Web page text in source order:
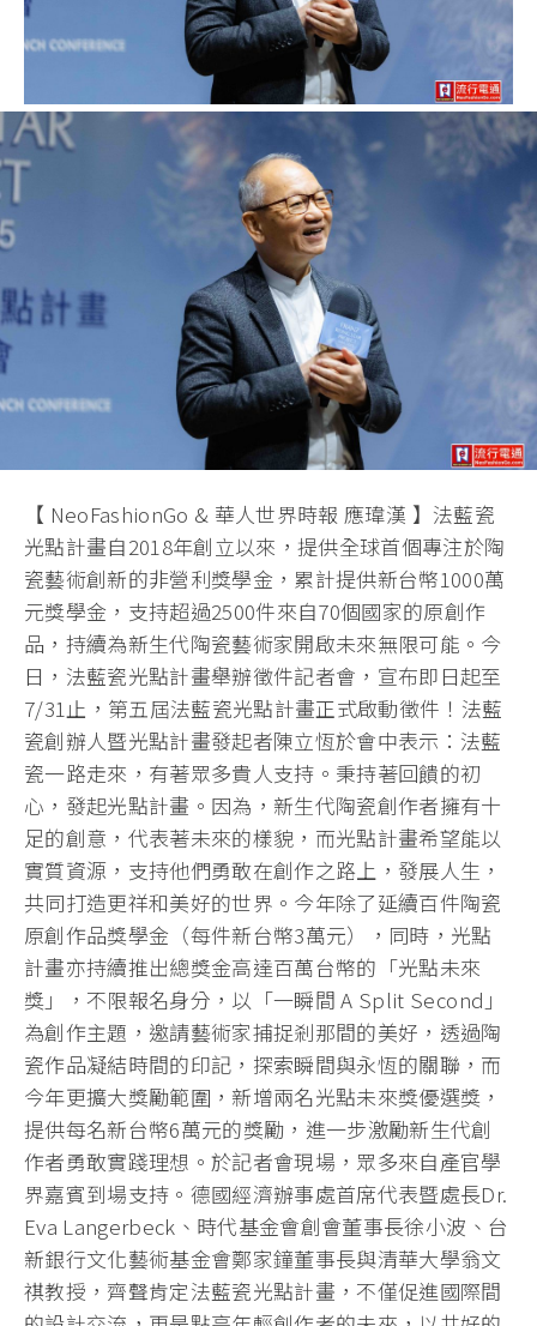
【 NeoFashionGo & 華人世界時報 應瑋漢 】法藍瓷
光點計畫自2018年創立以來，提供全球首個專注於陶
瓷藝術創新的非營利獎學金，累計提供新台幣1000萬
元獎學金，支持超過2500件來自70個國家的原創作
品，持續為新生代陶瓷藝術家開啟未來無限可能。今
日，法藍瓷光點計畫舉辦徵件記者會，宣布即日起至
7/31止，第五屆法藍瓷光點計畫正式啟動徵件！法藍
瓷創辦人暨光點計畫發起者陳立恆於會中表示：法藍
瓷一路走來，有著眾多貴人支持。秉持著回饋的初
心，發起光點計畫。因為，新生代陶瓷創作者擁有十
足的創意，代表著未來的樣貌，而光點計畫希望能以
實質資源，支持他們勇敢在創作之路上，發展人生，
共同打造更祥和美好的世界。今年除了延續百件陶瓷
原創作品獎學金（每件新台幣3萬元），同時，光點
計畫亦持續推出總獎金高達百萬台幣的「光點未來
獎」，不限報名身分，以「一瞬間 A Split Second」
為創作主題，邀請藝術家捕捉剎那間的美好，透過陶
瓷作品凝結時間的印記，探索瞬間與永恆的關聯，而
今年更擴大獎勵範圍，新增兩名光點未來獎優選獎，
提供每名新台幣6萬元的獎勵，進一步激勵新生代創
作者勇敢實踐理想。於記者會現場，眾多來自產官學
界嘉賓到場支持。德國經濟辦事處首席代表暨處長Dr.
Eva Langerbeck、時代基金會創會董事長徐小波、台
新銀行文化藝術基金會鄭家鐘董事長與清華大學翁文
祺教授，齊聲肯定法藍瓷光點計畫，不僅促進國際間